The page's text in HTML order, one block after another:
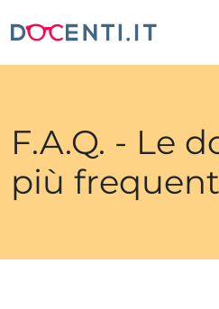
F.A.Q. - Le
più